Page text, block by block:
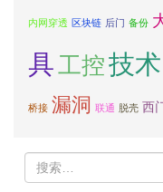
内网穿透 区块链 后门 备份
具工控技术
桥接 漏洞 联通 脱壳 西